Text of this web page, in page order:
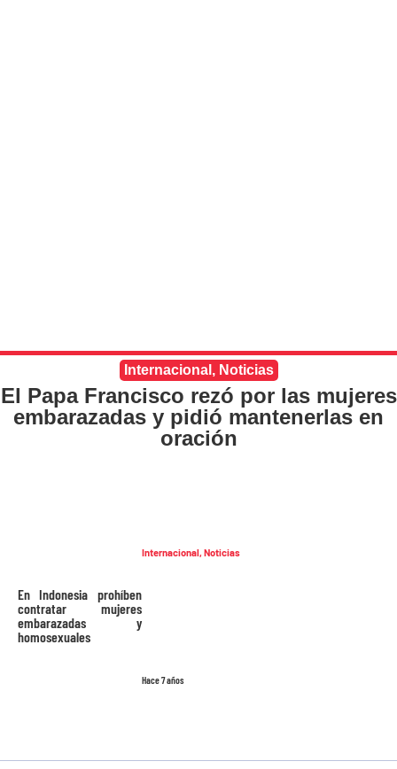
Internacional , Noticias
El Papa Francisco rezó por las mujeres
embarazadas y pidió mantenerlas en
oración
Internacional,Noticias
Hace 7 años
En Indonesia prohíben
contratar mujeres
embarazadas y
homosexuales